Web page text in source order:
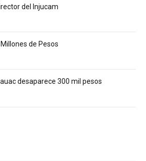
del Injucam
de Pesos
desaparece 300 mil pesos